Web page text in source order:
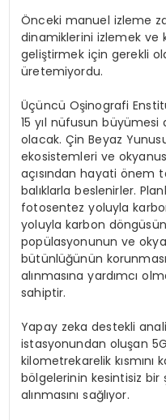
Önceki manuel izleme
dinamiklerini izlemek ve
geliştirmek için gerekli
üretemiyordu.
Üçüncü Oşinografi
15 yıl nüfusun büyümesi
olacak. Çin Beyaz
ekosistemleri ve
açısından hayati önem
balıklarla beslenirler.
fotosentez yoluyla
yoluyla karbon
popülasyonunun ve
bütünlüğünün
alınmasına yardımcı
sahiptir.
Yapay zeka destekli
istasyonundan oluşan
kilometrekarelik
bölgelerinin kesintisiz bir
alınmasını sağlıyor.